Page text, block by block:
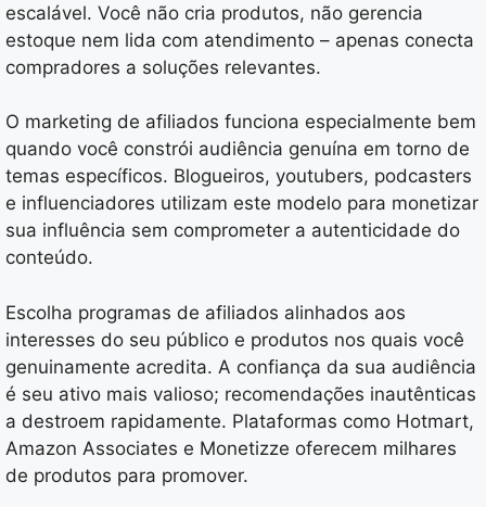
escalável. Você não cria produtos, não gerencia
estoque nem lida com atendimento – apenas conecta
compradores a soluções relevantes.
O marketing de afiliados funciona especialmente bem
quando você constrói audiência genuína em torno de
temas específicos. Blogueiros, youtubers, podcasters
e influenciadores utilizam este modelo para monetizar
sua influência sem comprometer a autenticidade do
conteúdo.
Escolha programas de afiliados alinhados aos
interesses do seu público e produtos nos quais você
genuinamente acredita. A confiança da sua audiência
é seu ativo mais valioso; recomendações inautênticas
a destroem rapidamente. Plataformas como Hotmart,
Amazon Associates e Monetizze oferecem milhares
de produtos para promover.